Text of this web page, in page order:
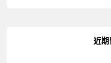
近